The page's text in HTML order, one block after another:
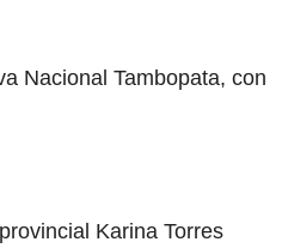
Nacional Tambopata, con
Karina Torres